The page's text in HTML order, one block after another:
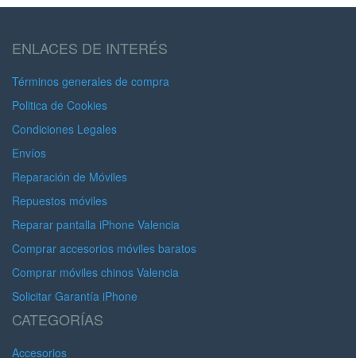
ENLACES DE INTERÉS
Términos generales de compra
Politica de Cookies
Condiciones Legales
Envíos
Reparación de Móviles
Repuestos móviles
Reparar pantalla iPhone Valencia
Comprar accesorios móviles baratos
Comprar móviles chinos Valencia
Solicitar Garantía iPhone
CATEGORÍAS
Accesorios